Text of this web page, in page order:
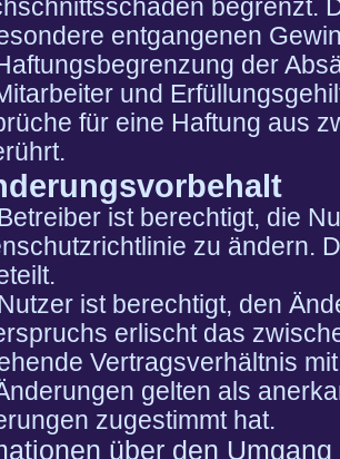
begrenzt.
entgangenen
der
und
für eine Haftung aus
ist berechtigt, die
zu ändern.
ist berechtigt, den
erlischt das
Vertragsverhältnis
gelten als
zugestimmt hat.
über den